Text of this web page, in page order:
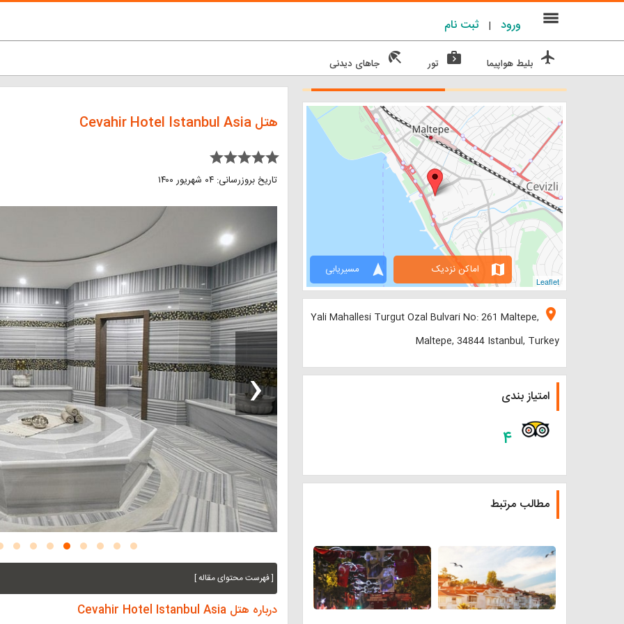
ثبت نام | ورود menu
flight بلیط هواپیما next_week تور beach_access جاهای دیدنی
هتل Cevahir Hotel Istanbul Asia
star star star star star
تاریخ بروزرسانی: ۰۴ شهریور ۱۴۰۰
‹
[ فهرست محتوای مقاله ]
درباره هتل Cevahir Hotel Istanbul Asia
Leaflet
navigation مسیریابی map اماکن نزدیک
location_on
Yali Mahallesi Turgut Ozal Bulvari No: 261 Maltepe,
Maltepe, 34844 Istanbul, Turkey
امتیاز بندی
۴
مطالب مرتبط